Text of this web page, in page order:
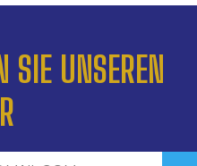
SIE UNSEREN